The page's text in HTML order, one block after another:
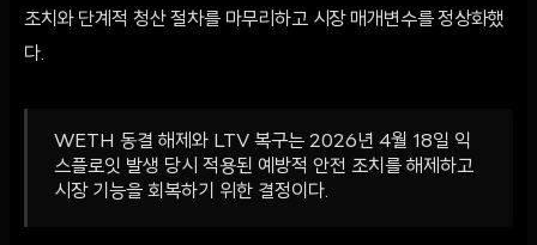
조치와 단계적 청산 절차를 마무리하고 시장 매개변수를 정상화했
다.
WETH 동결 해제와 LTV 복구는 2026년 4월 18일 익
스플로잇 발생 당시 적용된 예방적 안전 조치를 해제하고
시장 기능을 회복하기 위한 결정이다.